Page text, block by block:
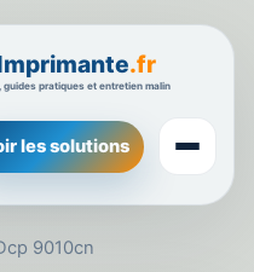
les solutions
9010cn